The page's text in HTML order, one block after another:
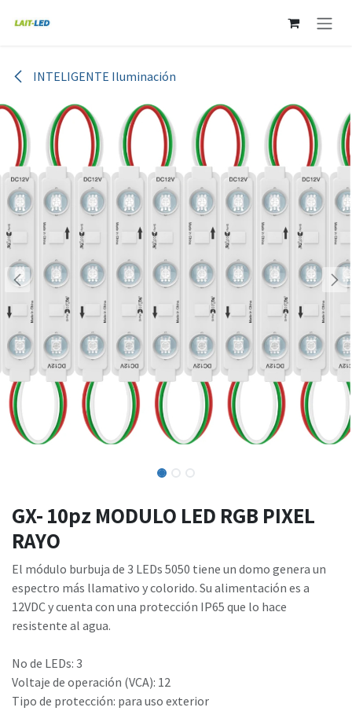
INTELIGENTE Iluminación
GX- 10pz MODULO LED RGB PIXEL
RAYO
El módulo burbuja de 3 LEDs 5050 tiene un domo genera un
espectro más llamativo y colorido. Su alimentación es a
12VDC y cuenta con una protección IP65 que lo hace
resistente al agua.
No de LEDs: 3
Voltaje de operación (VCA): 12
Tipo de protección: para uso exterior